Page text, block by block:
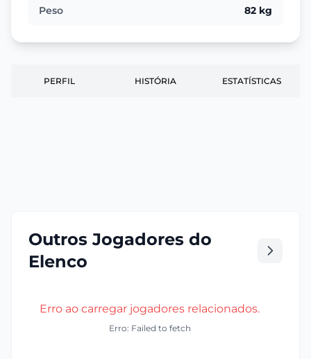
Peso 82 kg
PERFIL HISTÓRIA ESTATÍSTICAS
Outros Jogadores do
Elenco
Erro ao carregar jogadores relacionados.
Erro: Failed to fetch